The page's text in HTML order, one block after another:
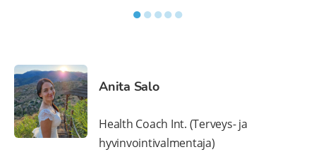
●●●●●
Anita Salo
Health Coach Int. (Terveys- ja
hyvinvointivalmentaja)